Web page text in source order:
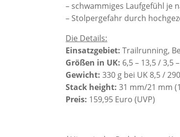
– schwammiges Laufgefühl je
– Stolpergefahr durch
Die Details:
Einsatzgebiet: Trailrunning,
Größen in UK: 6,5 – 13,5 / 3,5
Gewicht: 330 g bei UK 8,5 /
Stack height: 31 mm/21 mm
Preis: 159,95 Euro (UVP)